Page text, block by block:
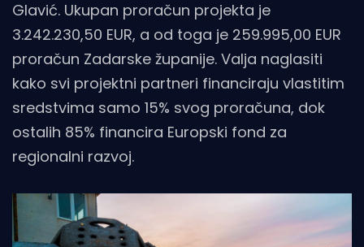
Glavić. Ukupan proračun projekta je
3.242.230,50 EUR, a od toga je 259.995,00 EUR
proračun Zadarske županije. Valja naglasiti
kako svi projektni partneri financiraju vlastitim
sredstvima samo 15% svog proračuna, dok
ostalih 85% financira Europski fond za
regionalni razvoj.